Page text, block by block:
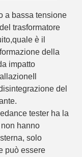
a bassa tensione
trasformatore
è il
della
impatto
del
tester ha la
hanno
solo
può essere